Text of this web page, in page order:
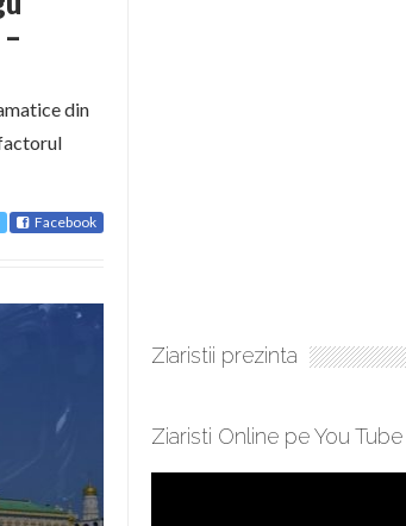
din
Facebook
Ziaristii prezinta
Ziaristi Online pe You Tube